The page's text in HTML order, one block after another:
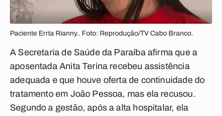
Paciente Errta Rianny.. Foto: Reprodução/TV Cabo Branco.
A Secretaria de Saúde da Paraíba afirma que a
aposentada Anita Terina recebeu assistência
adequada e que houve oferta de continuidade do
tratamento em João Pessoa, mas ela recusou.
Segundo a gestão, após a alta hospitalar, ela